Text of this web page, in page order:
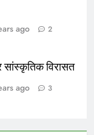
ago 2
सांस्कृतिक विरासत
ago 3